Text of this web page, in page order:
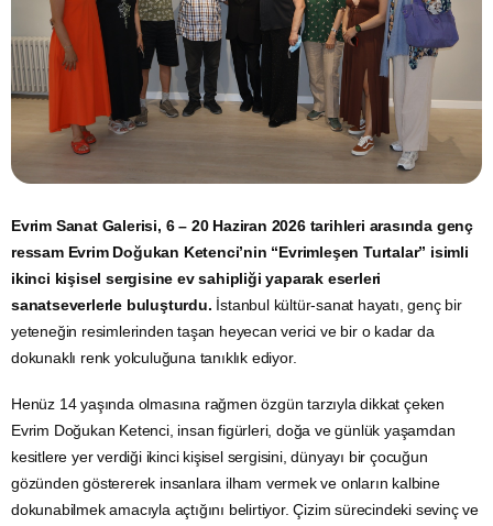
Evrim Sanat Galerisi, 6 – 20 Haziran 2026 tarihleri arasında genç
ressam Evrim Doğukan Ketenci’nin “Evrimleşen Turtalar” isimli
ikinci kişisel sergisine ev sahipliği yaparak eserleri
sanatseverlerle buluşturdu. İstanbul kültür-sanat hayatı, genç bir
yeteneğin resimlerinden taşan heyecan verici ve bir o kadar da
dokunaklı renk yolculuğuna tanıklık ediyor.
Henüz 14 yaşında olmasına rağmen özgün tarzıyla dikkat çeken
Evrim Doğukan Ketenci, insan figürleri, doğa ve günlük yaşamdan
kesitlere yer verdiği ikinci kişisel sergisini, dünyayı bir çocuğun
gözünden göstererek insanlara ilham vermek ve onların kalbine
dokunabilmek amacıyla açtığını belirtiyor. Çizim sürecindeki sevinç ve